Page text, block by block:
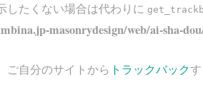
したくない場合は代わりに
masonrydesign/web/ai-sha-
ご自分のサイトから トラックバック